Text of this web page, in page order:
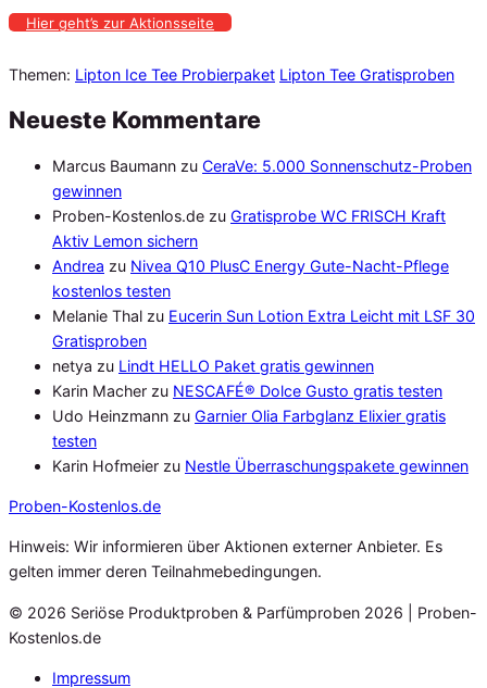
Hier geht’s zur Aktionsseite
Themen: Lipton Ice Tee Probierpaket Lipton Tee Gratisproben
Neueste Kommentare
Marcus Baumann zu CeraVe: 5.000 Sonnenschutz-Proben
gewinnen
Proben-Kostenlos.de zu Gratisprobe WC FRISCH Kraft
Aktiv Lemon sichern
Andrea zu Nivea Q10 PlusC Energy Gute-Nacht-Pflege
kostenlos testen
Melanie Thal zu Eucerin Sun Lotion Extra Leicht mit LSF 30
Gratisproben
netya zu Lindt HELLO Paket gratis gewinnen
Karin Macher zu NESCAFÉ® Dolce Gusto gratis testen
Udo Heinzmann zu Garnier Olia Farbglanz Elixier gratis
testen
Karin Hofmeier zu Nestle Überraschungspakete gewinnen
Proben-Kostenlos.de
Hinweis: Wir informieren über Aktionen externer Anbieter. Es
gelten immer deren Teilnahmebedingungen.
© 2026 Seriöse Produktproben & Parfümproben 2026 | Proben-
Kostenlos.de
Impressum